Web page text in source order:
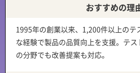
おすすめの理
1995年の創業以来、 1,200件以上のテ
な経験で製品の品質向上を支援。テス
の分野でも改善提案も対応。